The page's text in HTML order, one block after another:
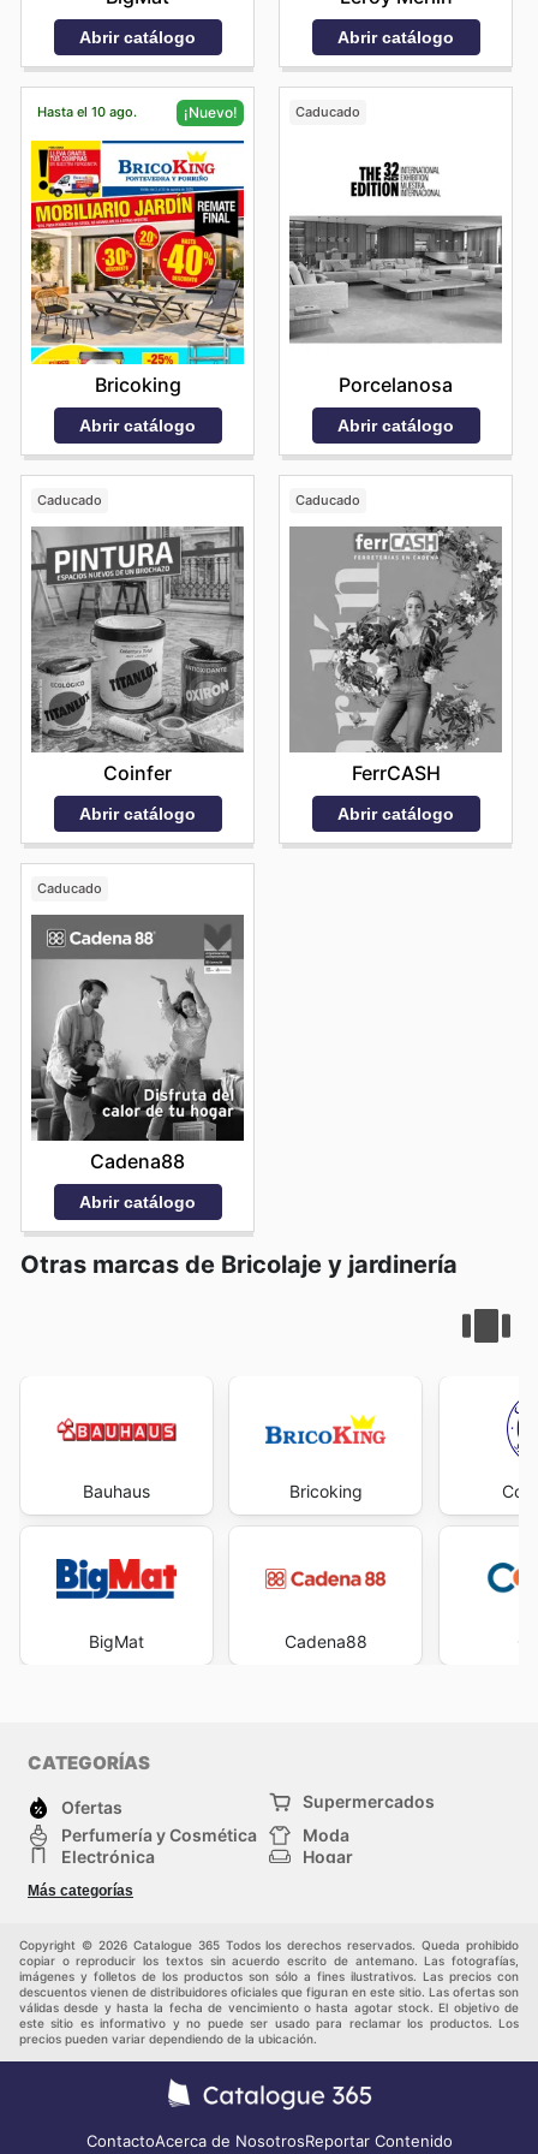
Abrir catálogo Abrir catálogo
Hasta el 10 ago. ¡Nuevo!
Bricoking
Abrir catálogo
Caducado
Porcelanosa
Abrir catálogo
Caducado
Coinfer
Abrir catálogo
Caducado
FerrCASH
Abrir catálogo
Caducado
Cadena88
Abrir catálogo
Otras marcas de Bricolaje y jardinería
Bauhaus
BigMat
Bricoking
Cadena88
CATEGORÍAS
Ofertas
Supermercados
Perfumería y Cosmética
Moda
Electrónica
Hogar
Deporte
Juguetes y bebés
Más categorías
Copyright © 2026 Catalogue 365 Todos los derechos reservados. Queda prohibido
copiar o reproducir los textos sin acuerdo escrito de antemano. Las fotografías,
imágenes y folletos de los productos son sólo a fines ilustrativos. Las precios con
descuentos vienen de distribuidores oficiales que figuran en este sitio. Las ofertas son
válidas desde y hasta la fecha de vencimiento o hasta agotar stock. El objetivo de
este sitio es informativo y no puede ser usado para reclamar los productos. Los
precios pueden variar dependiendo de la ubicación.
ContactoAcerca de NosotrosReportar Contenido